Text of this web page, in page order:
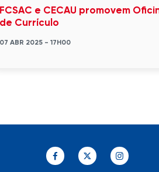
FCSAC e CECAU promovem
de Currículo
07 ABR 2025 - 17H00